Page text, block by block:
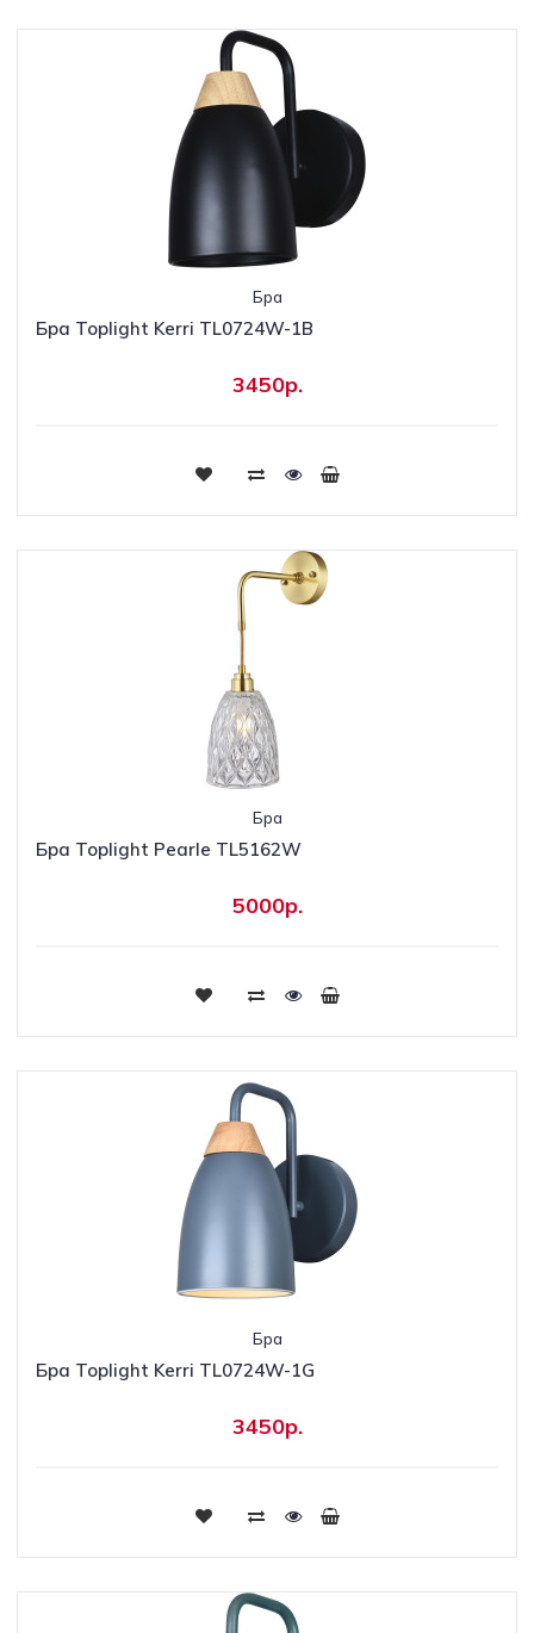
Бра
Бра Toplight Kerri TL0724W-1B
3450р.
Бра
Бра Toplight Pearle TL5162W
5000р.
Бра
Бра Toplight Kerri TL0724W-1G
3450р.